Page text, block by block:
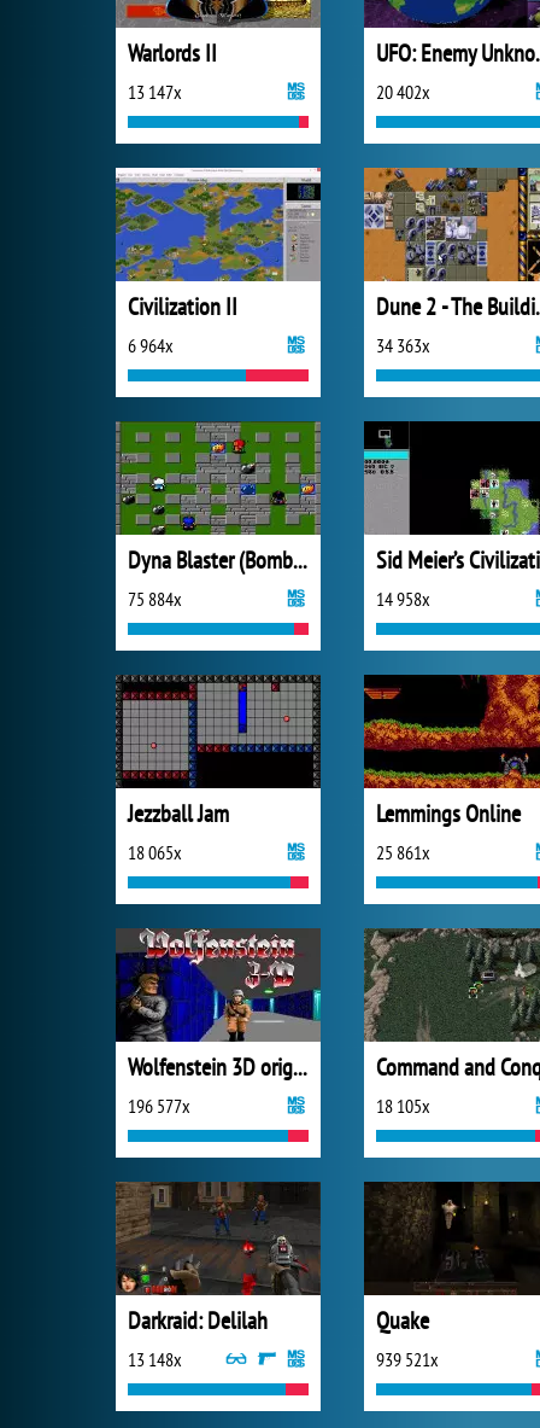
Warlords II
13 147x 20 402x
Civilization II
6 964x
Dune
34 363x
Dyna Blaster (Bomberman)
75 884x 14 958x
Jezzball Jam
18 065x
Lemmings Online
25 861x
Wolfenstein 3D original
196 577x 18 105x
Darkraid: Delilah
13 148x
Quake
939 521x